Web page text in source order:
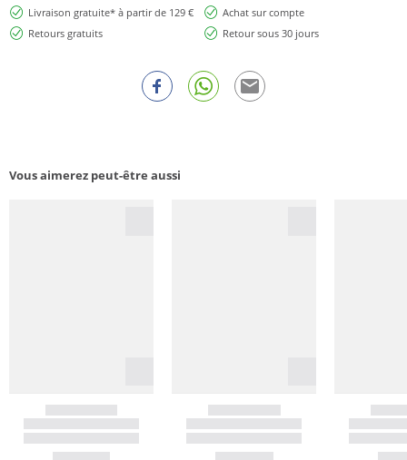
Livraison gratuite* à partir de 129 €
Achat sur compte
Retours gratuits
Retour sous 30 jours
Vous aimerez peut-être aussi